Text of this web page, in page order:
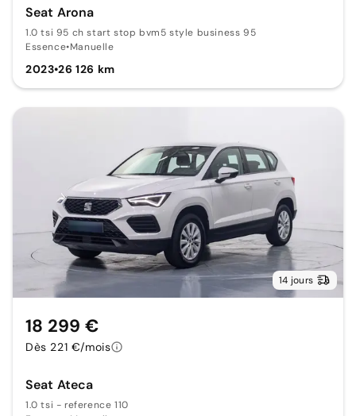
Seat Arona
1.0 tsi 95 ch start stop bvm5 style business 95
Essence•Manuelle
2023•26 126 km
14 jours
Seat Ateca
1.0 tsi - reference 110
18 299 €
Dès 221 €/mois